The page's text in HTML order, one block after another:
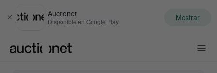
Cerrar
Auctionet
Disponible en Google Play Mostrar